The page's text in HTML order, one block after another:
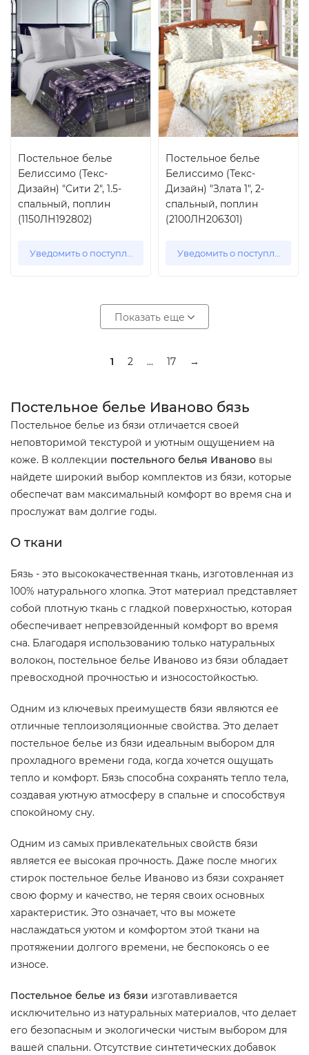
Постельное белье
Белиссимо (Текс-
Дизайн) "Сити 2", 1.5-
спальный, поплин
(1150ЛН192802)
Уведомить о поступлении
Постельное белье
Белиссимо (Текс-
Дизайн) "Злата 1", 2-
спальный, поплин
(2100ЛН206301)
Уведомить о поступлении
Показать еще
1 2 ... 17 →
Постельное белье Иваново бязь
Постельное белье из бязи отличается своей
неповторимой текстурой и уютным ощущением на
коже. В коллекции постельного белья Иваново вы
найдете широкий выбор комплектов из бязи, которые
обеспечат вам максимальный комфорт во время сна и
прослужат вам долгие годы.
О ткани
Бязь - это высококачественная ткань, изготовленная из
100% натурального хлопка. Этот материал представляет
собой плотную ткань с гладкой поверхностью, которая
обеспечивает непревзойденный комфорт во время
сна. Благодаря использованию только натуральных
волокон, постельное белье Иваново из бязи обладает
превосходной прочностью и износостойкостью.
Одним из ключевых преимуществ бязи являются ее
отличные теплоизоляционные свойства. Это делает
постельное белье из бязи идеальным выбором для
прохладного времени года, когда хочется ощущать
тепло и комфорт. Бязь способна сохранять тепло тела,
создавая уютную атмосферу в спальне и способствуя
спокойному сну.
Одним из самых привлекательных свойств бязи
является ее высокая прочность. Даже после многих
стирок постельное белье Иваново из бязи сохраняет
свою форму и качество, не теряя своих основных
характеристик. Это означает, что вы можете
наслаждаться уютом и комфортом этой ткани на
протяжении долгого времени, не беспокоясь о ее
износе.
Постельное белье из бязи изготавливается
исключительно из натуральных материалов, что делает
его безопасным и экологически чистым выбором для
вашей спальни. Отсутствие синтетических добавок